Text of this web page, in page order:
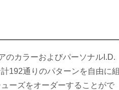
カラーおよびパーソナルI.D.
192通りのパターンを自由に組
ーズをオーダーすることがで